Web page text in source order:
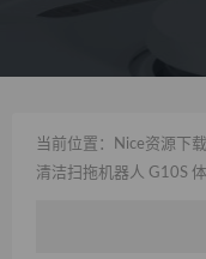
当前位置： Nice资源下
清洁扫拖机器人 G10S